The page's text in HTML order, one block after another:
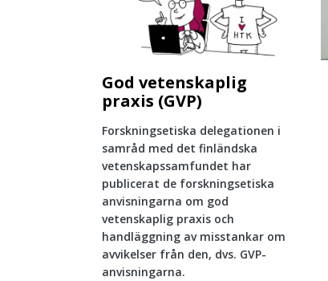
God vetenskaplig
praxis (GVP)
Forskningsetiska delegationen i
samråd med det finländska
vetenskapssamfundet har
publicerat de forskningsetiska
anvisningarna om god
vetenskaplig praxis och
handläggning av misstankar om
avvikelser från den, dvs. GVP-
anvisningarna.